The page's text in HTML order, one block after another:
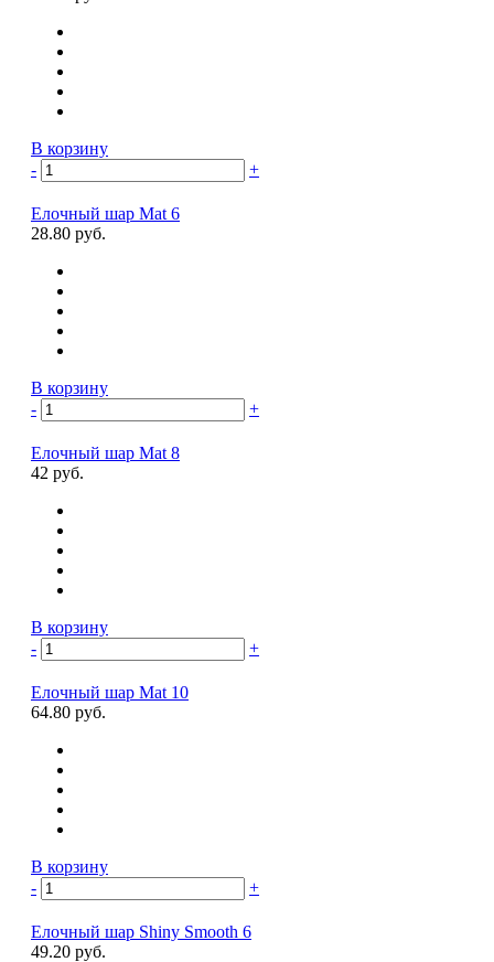
В корзину
-
+
Елочный шар Mat 6
28.80 руб.
В корзину
-
+
Елочный шар Mat 8
42 руб.
В корзину
-
+
Елочный шар Mat 10
64.80 руб.
В корзину
-
+
Елочный шар Shiny Smooth 6
49.20 руб.